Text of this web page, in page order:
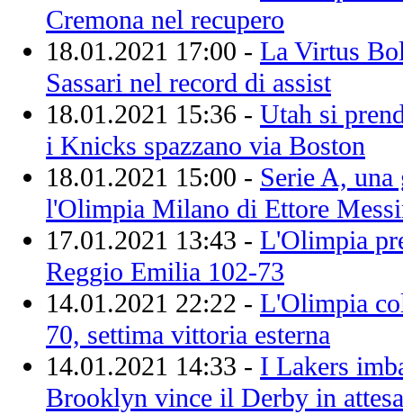
Cremona nel recupero
18.01.2021 17:00 - La Virtus
Sassari nel record di assist
18.01.2021 15:36 - Utah si
i Knicks spazzano via Boston
18.01.2021 15:00 - Serie A, una
l'Olimpia Milano di Ettore
17.01.2021 13:43 - L'Olimpia
Reggio Emilia 102-73
14.01.2021 22:22 - L'Olimpia
70, settima vittoria esterna
14.01.2021 14:33 - I Lakers
Brooklyn vince il Derby in